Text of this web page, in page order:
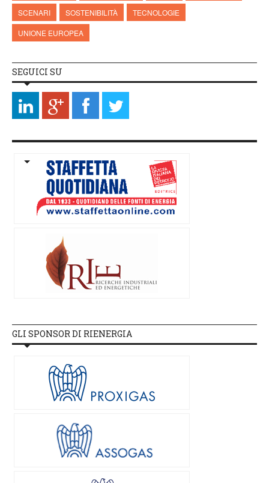
SCENARI
SOSTENIBILITÀ
TECNOLOGIE
UNIONE EUROPEA
SEGUICI SU
GLI SPONSOR DI RIENERGIA